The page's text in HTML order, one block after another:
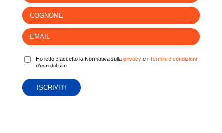
Ho letto e accetto la Normativa sulla privacye i Termini e condizioni
d’uso del sito